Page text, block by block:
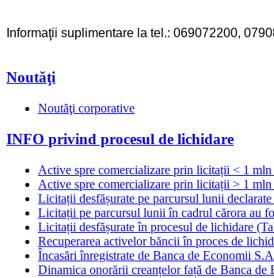
Informaţii suplimentare la tel.: 069072200,
Noutăţi
Noutăţi corporative
INFO privind procesul de lichidare
Active spre comercializare prin licitații < 1
Active spre comercializare prin licitații > 1
Licitații desfășurate pe parcursul lunii
Licitații pe parcursul lunii în cadrul cărora au
Licitații desfășurate în procesul de lichidare
Recuperarea activelor băncii în proces de
Încasări înregistrate de Banca de Economii
Dinamica onorării creanțelor față de Banca